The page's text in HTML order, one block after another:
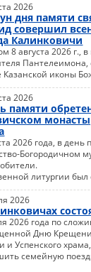
2026
дня памяти
совершил
Калинковичи
8 августа 2026 г.,
Казанской иконы
2026
памяти
2026 года, в
Богородичном
литургии
2026
2026 года по
Дню
и Успенского
семейную